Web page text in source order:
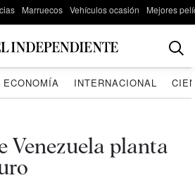
Marruecos Vehículos ocasión Mejores
ECONOMÍA INTERNACIONAL
Venezuela planta